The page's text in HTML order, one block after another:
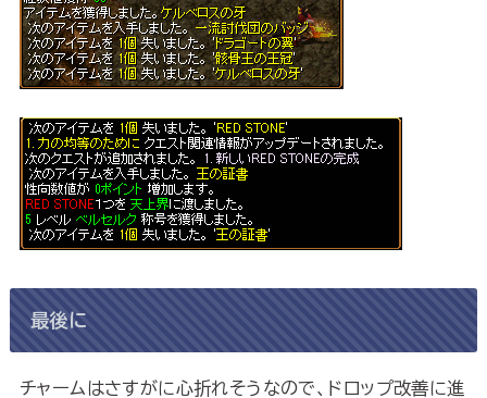
最後に
チャームはさすがに心折れそうなので、ドロップ改善に進